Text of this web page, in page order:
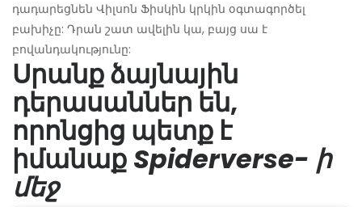
դադարեցնեն Վիլսոն Ֆիսկին կրկին օգտագործել
բախիչը: Դրան շատ ավելին կա, բայց սա է
բովանդակությունը:
Սրանք ձայնային
դերասաններ են,
որոնցից պետք է
իմանաք Spiderverse- ի
մեջ